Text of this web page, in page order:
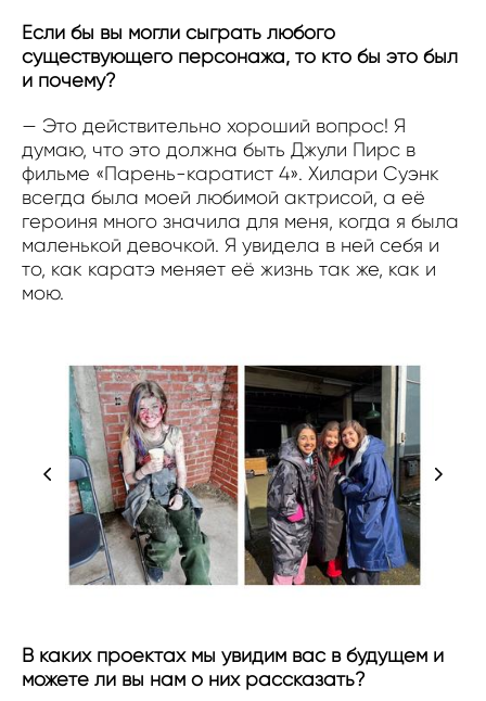
Если бы вы могли сыграть любого
существующего персонажа, то кто бы это был
и почему?
— Это действительно хороший вопрос! Я
думаю, что это должна быть Джули Пирс в
фильме «Парень-каратист 4». Хилари Суэнк
всегда была моей любимой актрисой, а её
героиня много значила для меня, когда я была
маленькой девочкой. Я увидела в ней себя и
то, как каратэ меняет её жизнь так же, как и
мою.
В каких проектах мы увидим вас в будущем и
можете ли вы нам о них рассказать?